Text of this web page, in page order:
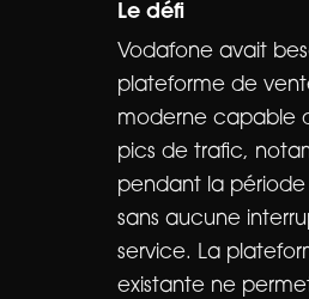
Le défi
Vodafone avait
plateforme de
moderne capable
pics de trafic,
pendant la période
sans aucune
service. La
existante ne